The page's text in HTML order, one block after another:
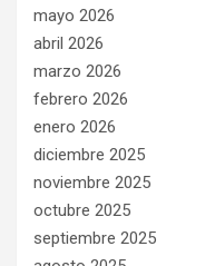
mayo 2026
abril 2026
marzo 2026
febrero 2026
enero 2026
diciembre 2025
noviembre 2025
octubre 2025
septiembre 2025